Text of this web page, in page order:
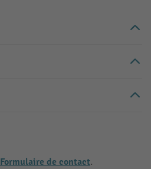
Formulaire de contact.